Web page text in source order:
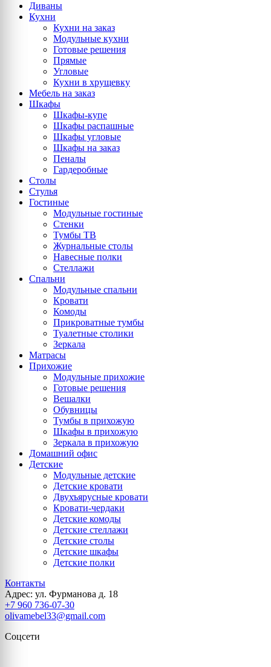
Диваны
Кухни
Кухни на заказ
Модульные кухни
Готовые решения
Прямые
Угловые
Кухни в хрущевку
Мебель на заказ
Шкафы
Шкафы-купе
Шкафы распашные
Шкафы угловые
Шкафы на заказ
Пеналы
Гардеробные
Столы
Стулья
Гостиные
Модульные гостиные
Стенки
Тумбы ТВ
Журнальные столы
Навесные полки
Стеллажи
Спальни
Модульные спальни
Кровати
Комоды
Прикроватные тумбы
Туалетные столики
Зеркала
Матрасы
Прихожие
Модульные прихожие
Готовые решения
Вешалки
Обувницы
Тумбы в прихожую
Шкафы в прихожую
Зеркала в прихожую
Домашний офис
Детские
Модульные детские
Детские кровати
Двухъярусные кровати
Кровати-чердаки
Детские комоды
Детские стеллажи
Детские столы
Детские шкафы
Детские полки
Контакты
Адрес: ул. Фурманова д. 18
+7 960 736-07-30
olivamebel33@gmail.com
Соцсети